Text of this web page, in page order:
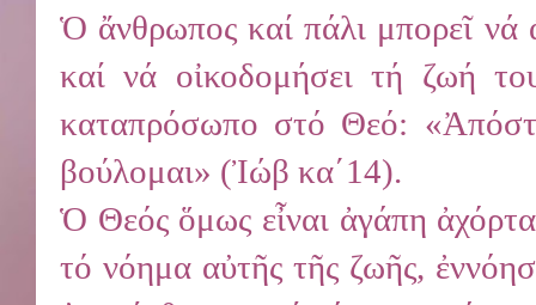
Ὁ ἄνθρωπος καί πάλι μπορεῖ νά
καί νά οἰκοδομήσει τή ζωή
καταπρόσωπο στό Θεό:
βούλομαι» (Ἰώβ κα΄14).
Ὁ Θεός ὅμως εἶναι ἀγάπη
τό νόημα αὐτῆς τῆς ζωῆς,